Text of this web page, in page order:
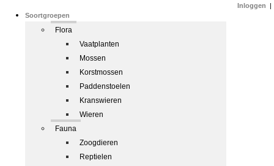
Soortgroepen
Flora
Vaatplanten
Mossen
Korstmossen
Paddenstoelen
Kranswieren
Wieren
Fauna
Zoogdieren
Reptielen
Inloggen |